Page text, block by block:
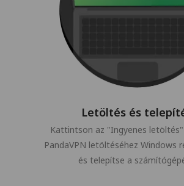
Letöltés és
Kattintson az "Ingyenes
PandaVPN letöltéséhez Windows
és telepítse a